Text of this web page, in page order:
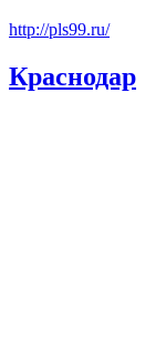
http://pls99.ru/
Краснодар